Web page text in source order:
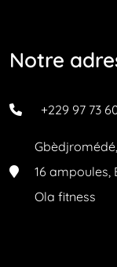
Notre
+229 97 73
16 ampoules,
Ola fitness